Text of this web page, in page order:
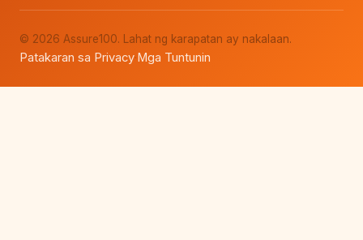
© 2026 Assure100. Lahat ng karapatan ay nakalaan.
Patakaran sa Privacy·Mga Tuntunin